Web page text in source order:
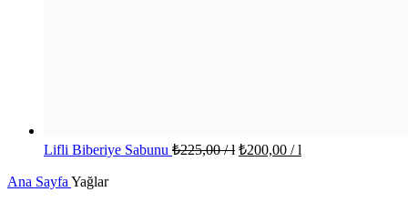
Lifli Biberiye Sabunu ₺225,00/ l ₺200,00 / l
Ana Sayfa Yağlar